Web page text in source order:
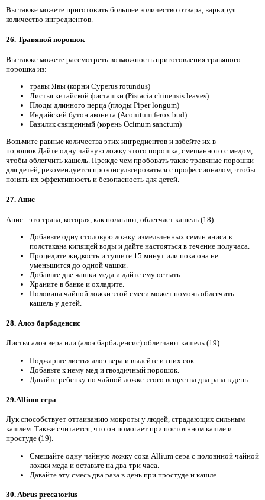
Вы также можете приготовить большее количество отвара, варьируя
количество ингредиентов.
26. Травяной порошок
Вы также можете рассмотреть возможность приготовления травяного
порошка из:
травы Явы (корни Cyperus rotundus)
Листья китайской фисташки (Pistacia chinensis leaves)
Плоды длинного перца (плоды Piper longum)
Индийский бутон аконита (Aconitum ferox bud)
Базилик священный (корень Ocimum sanctum)
Возьмите равные количества этих ингредиентов и взбейте их в
порошок.Дайте одну чайную ложку этого порошка, смешанного с медом,
чтобы облегчить кашель. Прежде чем пробовать такие травяные порошки
для детей, рекомендуется проконсультироваться с профессионалом, чтобы
понять их эффективность и безопасность для детей.
27. Анис
Анис - это трава, которая, как полагают, облегчает кашель (18).
Добавьте одну столовую ложку измельченных семян аниса в
полстакана кипящей воды и дайте настояться в течение получаса.
Процедите жидкость и тушите 15 минут или пока она не
уменьшится до одной чашки.
Добавьте две чашки меда и дайте ему остыть.
Храните в банке и охладите.
Половина чайной ложки этой смеси может помочь облегчить
кашель у детей.
28. Алоэ барбаденсис
Листья алоэ вера или (алоэ барбаденсис) облегчают кашель (19).
Поджарьте листья алоэ вера и вылейте из них сок.
Добавьте к нему мед и гвоздичный порошок.
Давайте ребенку по чайной ложке этого вещества два раза в день.
29.Allium cepa
Лук способствует оттаиванию мокроты у людей, страдающих сильным
кашлем. Также считается, что он помогает при постоянном кашле и
простуде (19).
Смешайте одну чайную ложку сока Allium cepa с половиной чайной
ложки меда и оставьте на два-три часа.
Давайте эту смесь два раза в день при простуде и кашле.
30. Abrus precatorius